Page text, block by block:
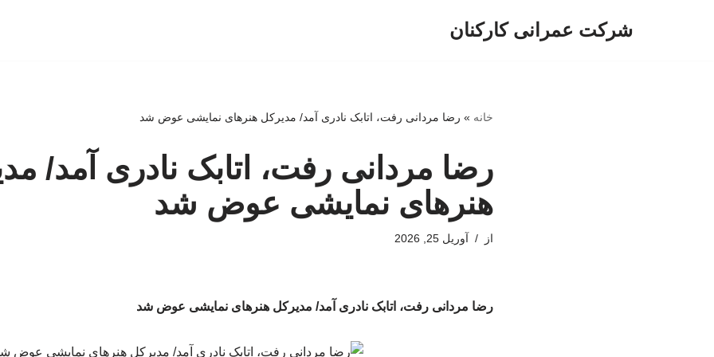
شرکت عمرانی کارکنان
خانه » رضا مردانی رفت، اتابک نادری آمد/ مدیرکل هنرهای نمایشی عوض شد
رضا مردانی رفت، اتابک نادری آمد/
هنرهای نمایشی عوض شد
از آوریل 25, 2026
رضا مردانی رفت، اتابک نادری آمد/ مدیرکل هنرهای نمایشی عوض شد